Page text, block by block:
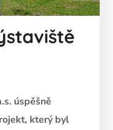
úspěšně
který byl